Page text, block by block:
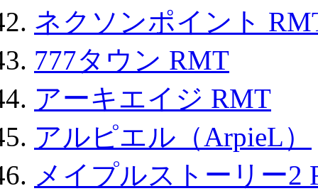
ネクソンポイント
777タウン RMT
アーキエイジ RMT
アルピエル（ArpieL）
メイプルストーリー2